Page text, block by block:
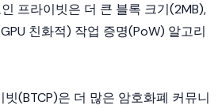
프라이빗은 더 큰 블록 크기(2MB),
친화적) 작업 증명(PoW) 알고리
(BTCP)은 더 많은 암호화폐 커뮤니